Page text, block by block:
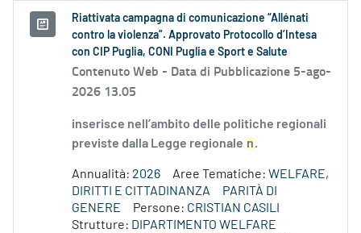
Riattivata campagna di comunicazione “Allénati
contro la violenza”. Approvato Protocollo d’Intesa
con CIP Puglia, CONI Puglia e Sport e Salute
Contenuto Web - Data di Pubblicazione 5-ago-
2026 13.05
inserisce nell’ambito delle politiche regionali
previste dalla Legge regionale n.
Annualità: 2026 Aree Tematiche: WELFARE,
DIRITTI E CITTADINANZA
PARITÀ DI
GENERE
Persone: CRISTIAN CASILI
Strutture: DIPARTIMENTO WELFARE